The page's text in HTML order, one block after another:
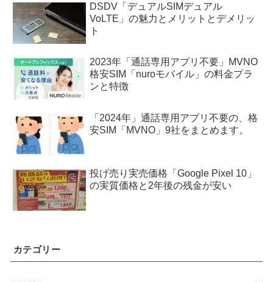
DSDV「デュアルSIMデュアル
VoLTE」の魅力とメリットとデメリッ
ト
2023年「通話専用アプリ不要」MVNO
格安SIM「nuroモバイル」の料金プラ
ンと特徴
「2024年」通話専用アプリ不要の、格
安SIM「MVNO」9社をまとめます。
投げ売り実売価格「Google Pixel 10」
の実質価格と2年後の残金が安い
カテゴリー